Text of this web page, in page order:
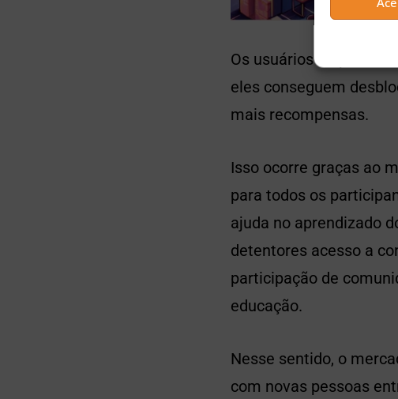
Os usuários da
eles conseguem
mais recompensas.
Isso ocorre graças ao
para todos os
ajuda no aprendizado
detentores acesso a
participação de
educação.
Nesse sentido, o
com novas pessoas